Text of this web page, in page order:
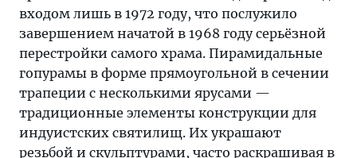
входом лишь в 1972 году, что послужило
завершением начатой в 1968 году серьёзной
перестройки самого храма. Пирамидальные
гопурамы в форме прямоугольной в сечении
трапеции с несколькими ярусами —
традиционные элементы конструкции для
индуистских святилищ. Их украшают
резьбой и скульптурами, часто раскрашивая в